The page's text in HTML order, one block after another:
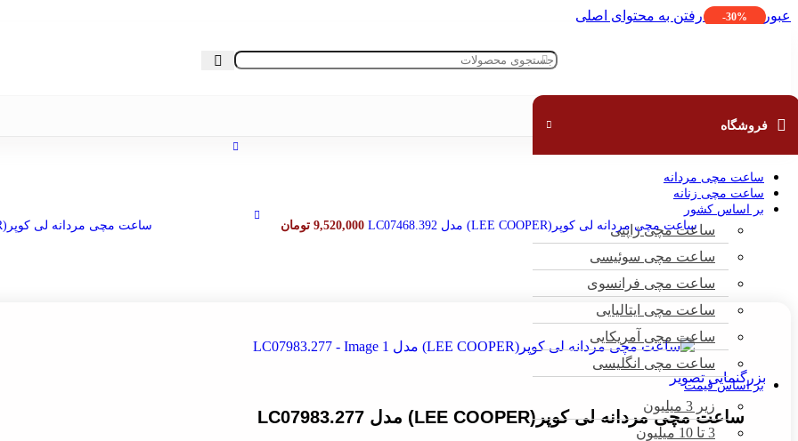
عبور به ناوبریرفتن به محتوای اصلی
فروشگاه
ساعت مچی مردانه
ساعت مچی زنانه
بر اساس کشور
ساعت مچی ژاپنی
ساعت مچی سوئیسی
ساعت مچی فرانسوی
ساعت مچی ایتالیایی
ساعت مچی آمریکایی
ساعت مچی انگلیسی
بر اساس قیمت
زیر 3 میلیون
3 تا 10 میلیون
ROAMER
PAUL EDWARD
خانه » فروشگاه ساعت مچی مردانه
ساعت مچی مردانه لی کوپر(LEE COOPER) مدل LC07468.392 9,520,000 تومان ساعت مچی مردانه لی کوپر(LEE COOPER) مدل LC07199.490
-30%
بزرگنمایی تصویر
ساعت مچی مردانه لی کوپر(LEE COOPER) مدل LC07983.277